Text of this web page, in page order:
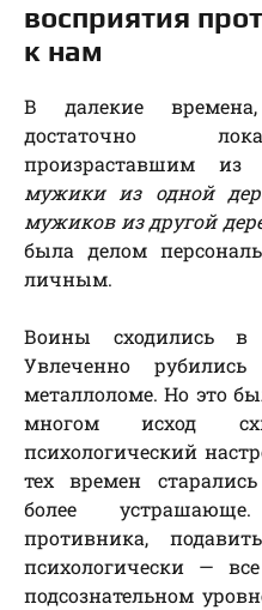
восприятия
к нам
В далекие
достаточно
произраставшим из
мужики из одной
мужиков из другой
была делом
личным.
Воины сходились в
Увлеченно
металлоломе. Но это
многом исход
психологический
тех времен
более
противника,
психологически —
подсознательном